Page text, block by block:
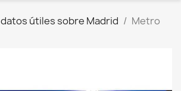
útiles sobre Madrid
Metro